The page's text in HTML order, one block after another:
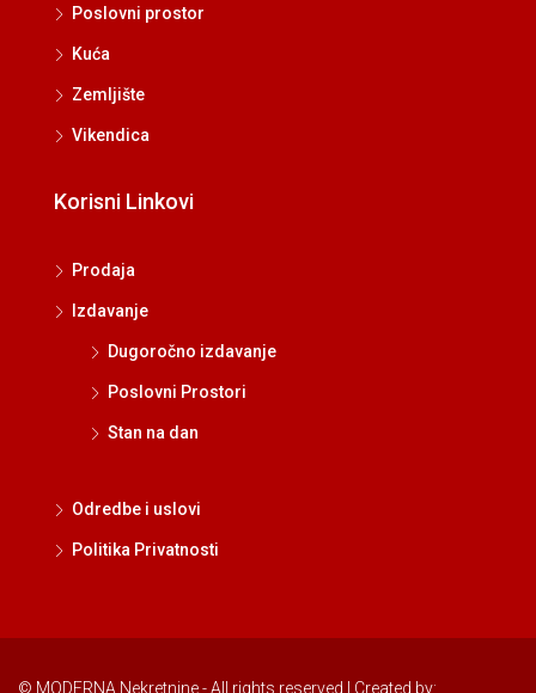
Poslovni prostor
Kuća
Zemljište
Vikendica
Korisni Linkovi
Prodaja
Izdavanje
Dugoročno izdavanje
Poslovni Prostori
Stan na dan
Odredbe i uslovi
Politika Privatnosti
© MODERNA Nekretnine - All rights reserved | Created by: